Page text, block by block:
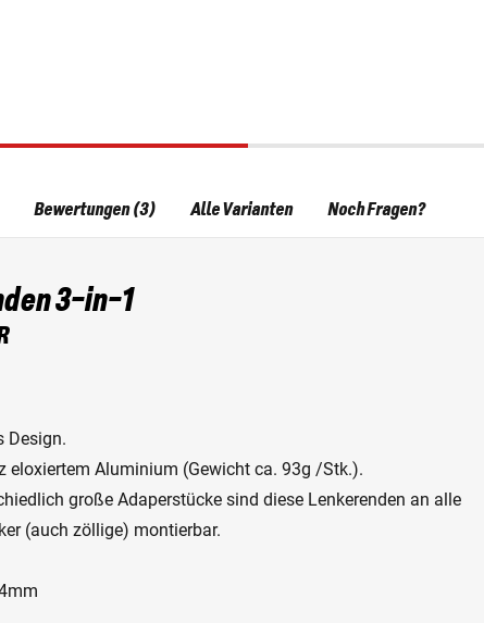
3-in-1
Design.
eloxiertem Aluminium (Gewicht ca. 93g /Stk.).
große Adaperstücke sind diese Lenkerenden an alle
(auch zöllige) montierbar.
Bewertungen (3) Alle Varianten Noch Fragen?